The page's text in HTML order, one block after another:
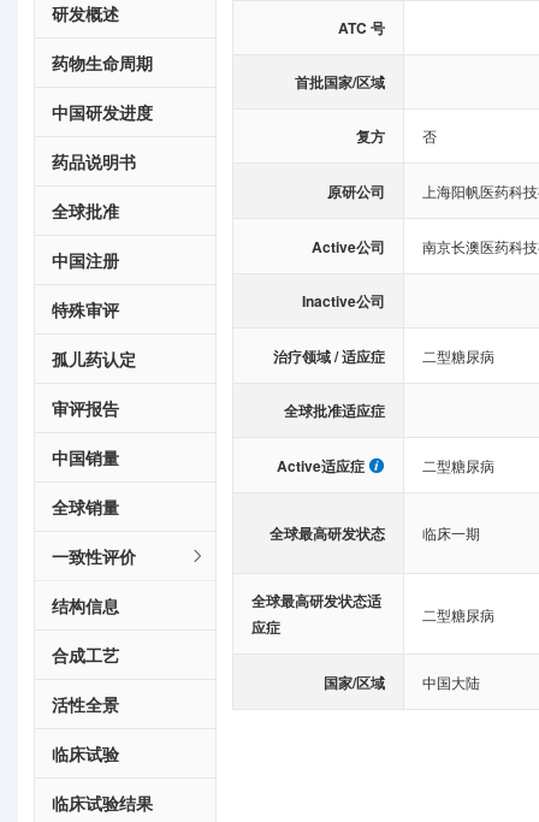
研发概述
药物生命周期
中国研发进度
药品说明书
全球批准
中国注册
特殊审评
孤儿药认定
审评报告
中国销量
全球销量
一致性评价
结构信息
合成工艺
活性全景
临床试验
临床试验结果
ATC 号
首批国家/区域
复方 否
原研公司 上海阳帆医药科
Active公司 南京长澳医药科
Inactive公司
治疗领域 / 适应症 二型糖尿病
全球批准适应症
Active适应症 二型糖尿病
全球最高研发状态 临床一期
全球最高研发状态适
应症
二型糖尿病
国家/区域 中国大陆